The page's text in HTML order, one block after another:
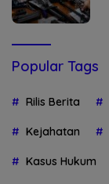
Popular Tags
Rilis Berita
Kejahatan
Kasus Hukum